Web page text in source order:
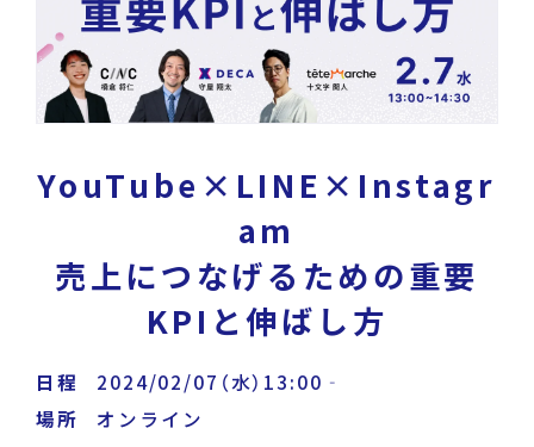
DECA Team
戦略・分析・実行 支援
DECA Marketing Agent
DECA Service Agent
DECA Cloud
News/ Press Release
ニュース・プレスリリース
資料ダウンロード
お問い合わせ
YouTube×LINE×Instagr
am
売上につなげるための重要
KPIと伸ばし方
日程
2024/02/07（水）13:00‐
場所
オンライン